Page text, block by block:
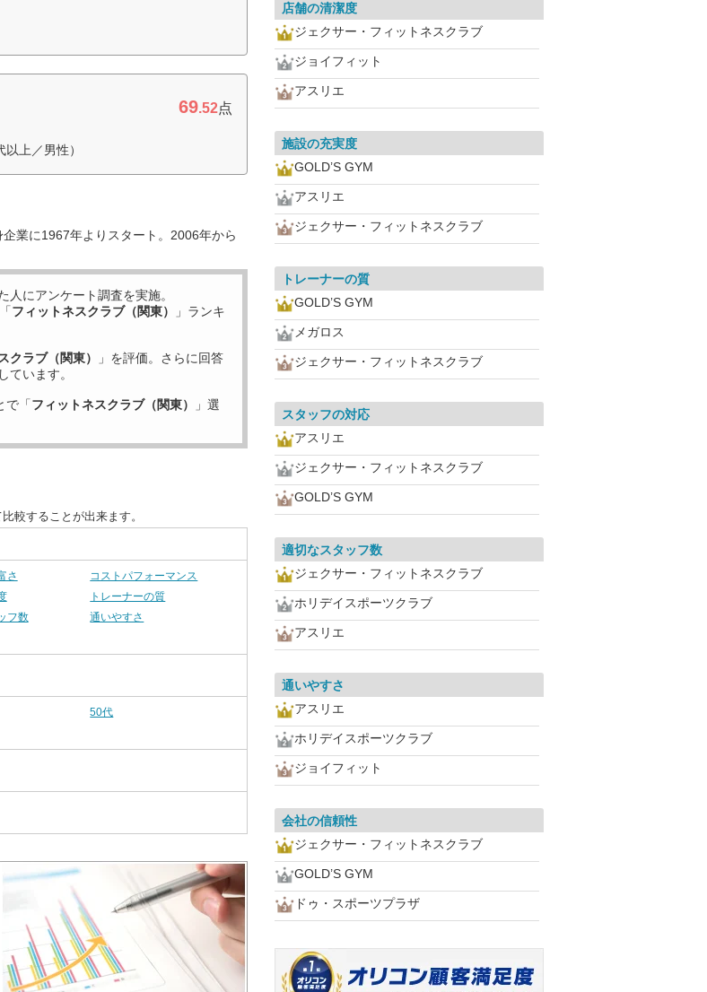
69.52点
上／男性）
業に1967年よりスタート。2006年から
人にアンケート調査を実施。
フィットネスクラブ（関東）
」ランキ
クラブ（関東）
」を評価。さらに回答
ています。
で「フィットネスクラブ（関東）
」選
較することが出来ます。
さ
コストパフォーマンス
トレーナーの質
フ数
通いやすさ
50代
店舗の清潔度
ジェクサー・フィットネスクラブ
ジョイフィット
アスリエ
施設の充実度
GOLD’S GYM
アスリエ
ジェクサー・フィットネスクラブ
トレーナーの質
GOLD’S GYM
メガロス
ジェクサー・フィットネスクラブ
スタッフの対応
アスリエ
ジェクサー・フィットネスクラブ
GOLD’S GYM
適切なスタッフ数
ジェクサー・フィットネスクラブ
ホリデイスポーツクラブ
アスリエ
通いやすさ
アスリエ
ホリデイスポーツクラブ
ジョイフィット
会社の信頼性
ジェクサー・フィットネスクラブ
GOLD’S GYM
ドゥ・スポーツプラザ